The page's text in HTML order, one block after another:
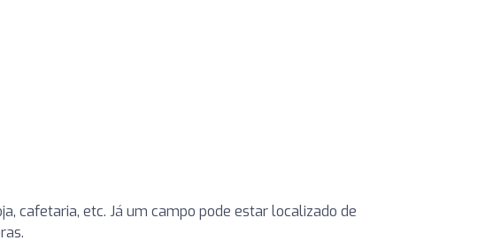
cafetaria, etc. Já um campo pode estar localizado de